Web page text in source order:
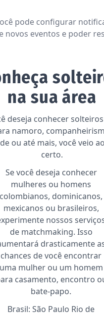
pode configurar
novos eventos e poder
na sua área
deseja conhecer
namoro,
ou até mais, você veio
certo.
Se você deseja conhecer
mulheres ou homens
colombianos, dominicanos,
mexicanos ou brasileiros,
nossos
de matchmaking. Isso
drasticamente
chances de você encontrar
uma mulher ou um homem
casamento, encontro
bate-papo.
Brasil: São Paulo Rio de